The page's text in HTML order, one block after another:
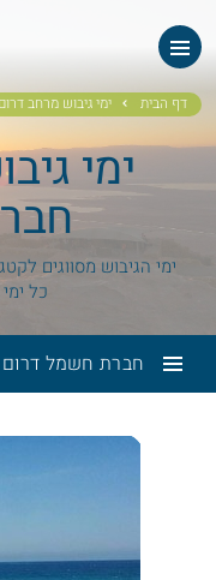
דף הבית ימי גיבוש מרחב
ימי
ימי הגיבוש מסווגים
כל
חברת חשמל דרום